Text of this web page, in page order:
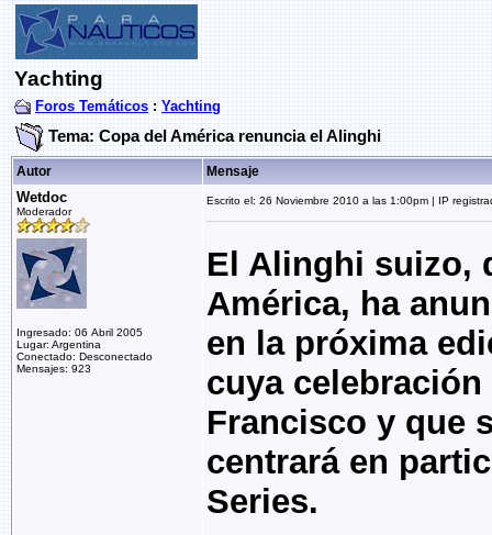
Yachting
Foros Temáticos : Yachting
Tema: Copa del América renuncia el Alinghi
Autor Mensaje
Wetdoc
Moderador
Ingresado: 06 Abril 2005
Lugar: Argentina
Conectado: Desconectado
Mensajes: 923
Escrito el: 26 Noviembre 2010 a las 1:00pm | IP
El Alinghi suizo,
América, ha
en la próxima
cuya celebración
Francisco y que
centrará en
Series.